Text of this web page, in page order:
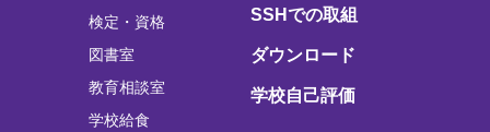
検定・資格
図書室
教育相談室
学校給食
SSHでの取組
ダウンロード
学校自己評価